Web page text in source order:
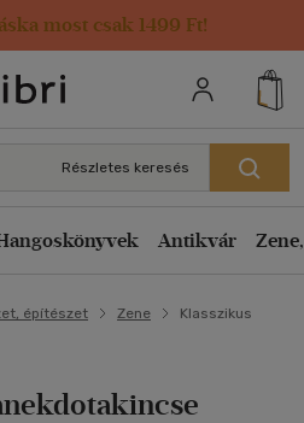
most csak 1499 Ft!
adatai
Részletes keresés
Antikvár
építészet Zene Klasszikus